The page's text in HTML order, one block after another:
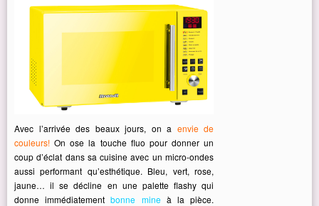
Avec l’arrivée des beaux jours, on a envie de
couleurs! On ose la touche fluo pour donner un
coup d’éclat dans sa cuisine avec un micro-ondes
aussi performant qu’esthétique. Bleu, vert, rose,
jaune… il se décline en une palette flashy qui
donne immédiatementbonne mineà la pièce.